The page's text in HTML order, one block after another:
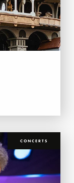
CONCERTS